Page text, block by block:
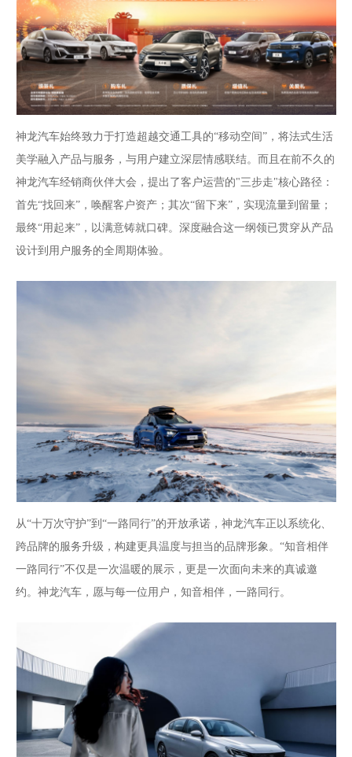
神龙汽车始终致力于打造超越交通工具的“移动空间”，将法式生活
美学融入产品与服务，与用户建立深层情感联结。而且在前不久的
神龙汽车经销商伙伴大会，提出了客户运营的"三步走"核心路径：
首先“找回来”，唤醒客户资产；其次“留下来”，实现流量到留量；
最终“用起来”，以满意铸就口碑。深度融合这一纲领已贯穿从产品
设计到用户服务的全周期体验。
从“十万次守护”到“一路同行”的开放承诺，神龙汽车正以系统化、
跨品牌的服务升级，构建更具温度与担当的品牌形象。“知音相伴
一路同行”不仅是一次温暖的展示，更是一次面向未来的真诚邀
约。神龙汽车，愿与每一位用户，知音相伴，一路同行。